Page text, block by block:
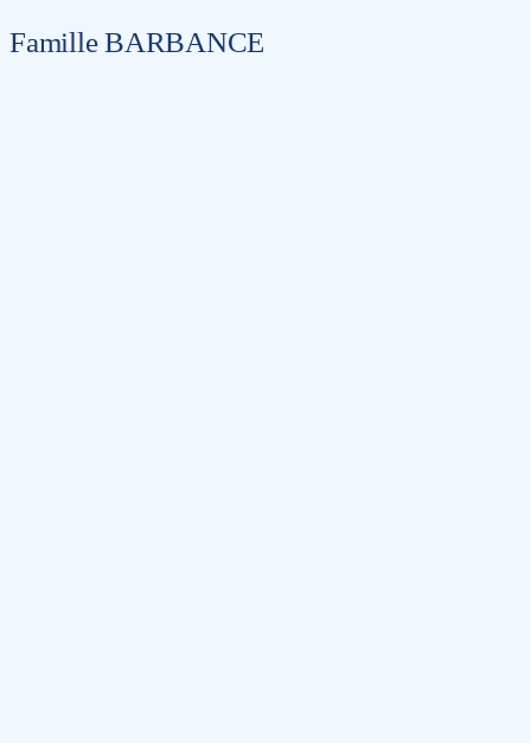
Famille BARBANCE